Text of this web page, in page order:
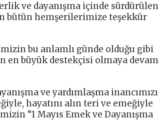
ve dayanışma içinde sürdürülen
bütün hemşerilerimize teşekkür
bu anlamlı günde olduğu gibi
en büyük destekçisi olmaya devam
ve yardımlaşma inancımızı
hayatını alın teri ve emeğiyle
“1 Mayıs Emek ve Dayanışma